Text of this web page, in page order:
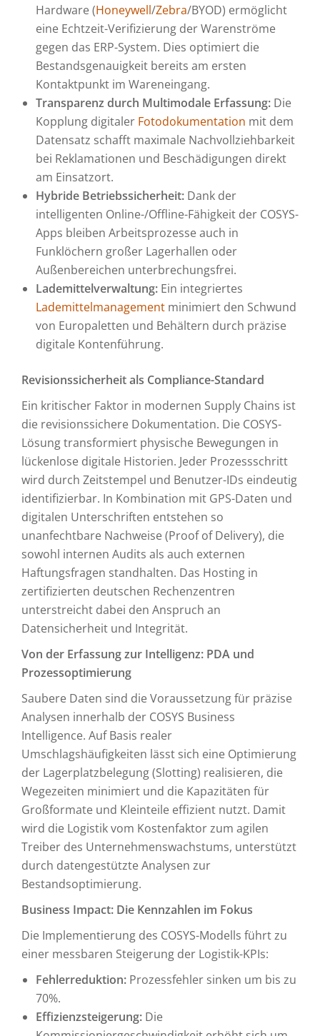
Hardware (Honeywell/Zebra/BYOD) ermöglicht
eine Echtzeit-Verifizierung der Warenströme
gegen das ERP-System. Dies optimiert die
Bestandsgenauigkeit bereits am ersten
Kontaktpunkt im Wareneingang.
Transparenz durch Multimodale Erfassung: Die
Kopplung digitaler Fotodokumentation mit dem
Datensatz schafft maximale Nachvollziehbarkeit
bei Reklamationen und Beschädigungen direkt
am Einsatzort.
Hybride Betriebssicherheit: Dank der
intelligenten Online-/Offline-Fähigkeit der COSYS-
Apps bleiben Arbeitsprozesse auch in
Funklöchern großer Lagerhallen oder
Außenbereichen unterbrechungsfrei.
Lademittelverwaltung: Ein integriertes
Lademittelmanagement minimiert den Schwund
von Europaletten und Behältern durch präzise
digitale Kontenführung.
Revisionssicherheit als Compliance-Standard
Ein kritischer Faktor in modernen Supply Chains ist
die revisionssichere Dokumentation. Die COSYS-
Lösung transformiert physische Bewegungen in
lückenlose digitale Historien. Jeder Prozessschritt
wird durch Zeitstempel und Benutzer-IDs eindeutig
identifizierbar. In Kombination mit GPS-Daten und
digitalen Unterschriften entstehen so
unanfechtbare Nachweise (Proof of Delivery), die
sowohl internen Audits als auch externen
Haftungsfragen standhalten. Das Hosting in
zertifizierten deutschen Rechenzentren
unterstreicht dabei den Anspruch an
Datensicherheit und Integrität.
Von der Erfassung zur Intelligenz: PDA und
Prozessoptimierung
Saubere Daten sind die Voraussetzung für präzise
Analysen innerhalb der COSYS Business
Intelligence. Auf Basis realer
Umschlagshäufigkeiten lässt sich eine Optimierung
der Lagerplatzbelegung (Slotting) realisieren, die
Wegezeiten minimiert und die Kapazitäten für
Großformate und Kleinteile effizient nutzt. Damit
wird die Logistik vom Kostenfaktor zum agilen
Treiber des Unternehmenswachstums, unterstützt
durch datengestützte Analysen zur
Bestandsoptimierung.
Business Impact: Die Kennzahlen im Fokus
Die Implementierung des COSYS-Modells führt zu
einer messbaren Steigerung der Logistik-KPIs:
Fehlerreduktion: Prozessfehler sinken um bis zu
70%.
Effizienzsteigerung: Die